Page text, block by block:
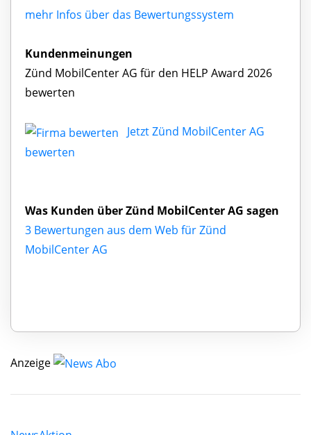
mehr Infos über das Bewertungssystem
Kundenmeinungen
Zünd MobilCenter AG für den HELP Award 2026
bewerten
Jetzt Zünd MobilCenter AG
bewerten
Was Kunden über Zünd MobilCenter AG sagen
3 Bewertungen aus dem Web für Zünd
MobilCenter AG
Anzeige